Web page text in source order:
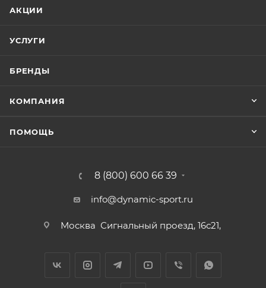
АКЦИИ
УСЛУГИ
БРЕНДЫ
КОМПАНИЯ
ПОМОЩЬ
8 (800) 600 66 39
info@dynamic-sport.ru
Москва Сигнальный проезд, 16с21,